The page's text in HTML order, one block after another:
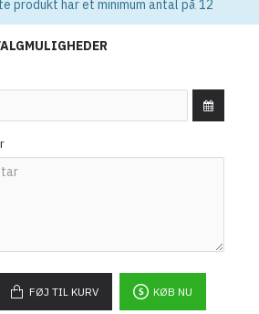
kage pyntet med friske bær
madbrød med krydret smør
FØJ TIL KURV KØB NU
produkt har et minimum antal på 12